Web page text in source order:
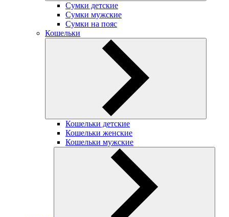
Сумки детские
Сумки мужские
Сумки на пояс
Кошельки
Кошельки детские
Кошельки женские
Кошельки мужские